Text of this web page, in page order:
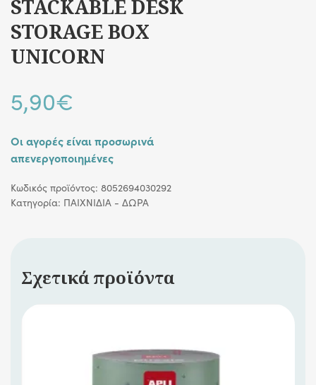
STACKABLE DESK
STORAGE BOX
UNICORN
5,90€
Οι αγορές είναι προσωρινά
απενεργοποιημένες
Κωδικός προϊόντος: 8052694030292
Κατηγορία: ΠΑΙΧΝΙΔΙΑ - ΔΩΡΑ
Σχετικά προϊόντα